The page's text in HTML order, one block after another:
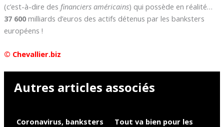
(c’est-à-dire des financiers américains) qui possède en réalité…
37 600milliards d’euros des actifs détenus par les banksters
européens !
© Chevallier.biz
Autres articles associés
Coronavirus, banksters
Tout va bien pour les